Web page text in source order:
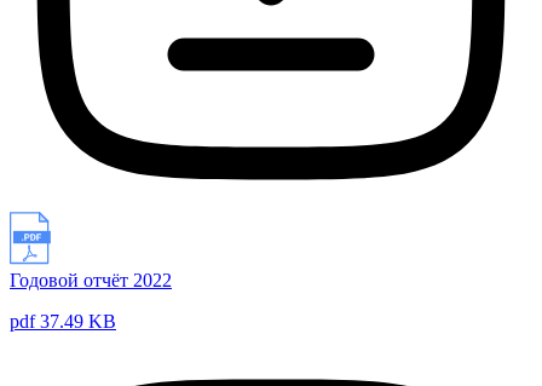
Годовой отчёт 2022
pdf 37.49 KB